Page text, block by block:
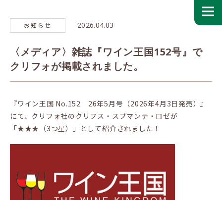
お知らせ 2026.04.03
〈メディア〉雑誌『ワイン王国152号』で
クリフォが掲載されました。
『ワイン王国 No.152 26年5月号（2026年4月3日発売）』
にて、クリフォ社のクリフス・スプマンテ・ロゼが
「★★★（3つ星）」として紹介されました！